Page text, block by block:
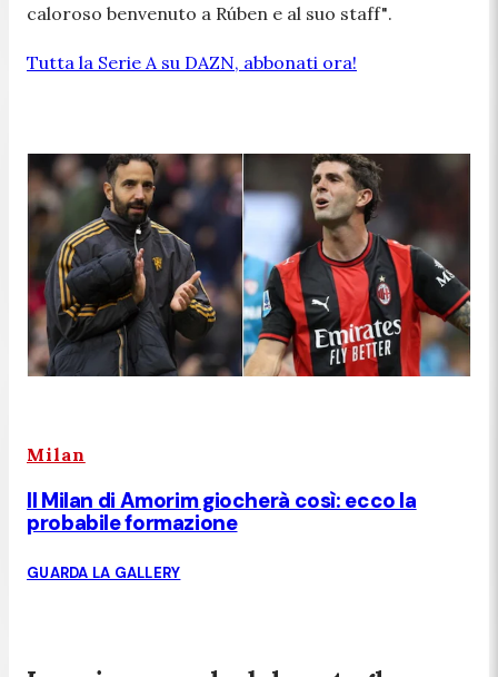
caloroso benvenuto a Rúben e al suo staff".
Tutta la Serie A su DAZN, abbonati ora!
Milan
Il Milan di Amorim giocherà così: ecco la
probabile formazione
GUARDA LA GALLERY